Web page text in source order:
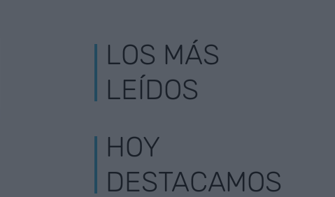
LOS MÁS
LEÍDOS
HOY
DESTACAMOS